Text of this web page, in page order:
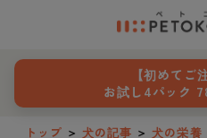
【初めてご
お試し4パック
トップ ＞ 犬の記事 ＞ 犬の栄養